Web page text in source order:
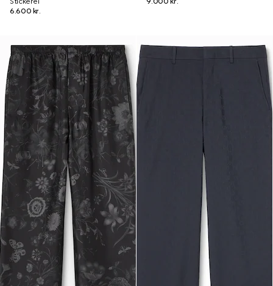
6.600 kr.